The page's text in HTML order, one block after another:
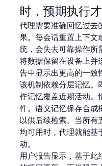
时，预期执行
代理需要准确回忆过去
果。每会话重置上下文
统，会失去可靠操作所
将数据保留在设备上并
告中显示出更高的一致
该机制依赖分层记忆。
作记忆覆盖近期活动。
件。语义记忆保存合成
以供后续检索。当所
均可用时，代理就能基
动。
用户报告显示，基于此